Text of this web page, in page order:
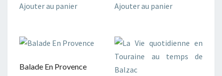
Ajouter au panier Ajouter au panier
Balade En Provence